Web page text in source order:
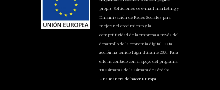
propia, Soluciones de e-mail marketing y
Dinamización de Redes Sociales para
mejorar el crecimiento y la
competitividad de la empresa a través del
desarrollo de la economía digital. Esta
acción ha tenido lugar durante 2020. Para
ello ha contado con el apoyo del programa
TICCámaras de la Cámara de Córdoba.
Una manera de hacer Europa